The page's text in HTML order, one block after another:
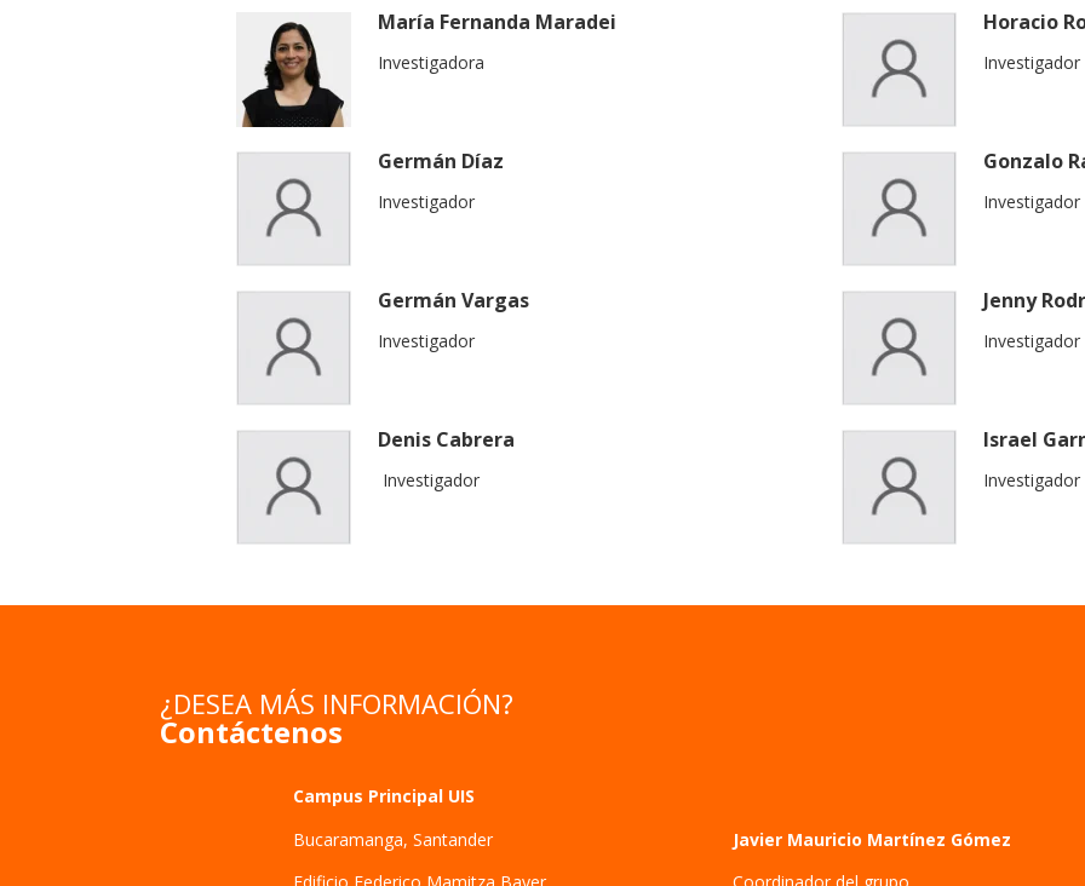
María Fernanda Maradei
Investigadora
Germán Díaz
Investigador
Germán Vargas
Investigador
Denis Cabrera
Investigador
Horacio
Investigador
Gonzalo
Investigador
Jenny
Investigador
Israel
Investigador
¿DESEA MÁS INFORMACIÓN?
Contáctenos
Campus Principal UIS
Bucaramanga, Santander
Javier Mauricio Martínez Gómez